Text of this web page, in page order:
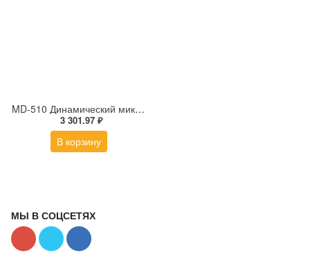
MD-510 Динамический микрофон, 50-16000 Гц, -70 дБ, 600 Ом
3 301.97 ₽
В корзину
МЫ В СОЦСЕТЯХ